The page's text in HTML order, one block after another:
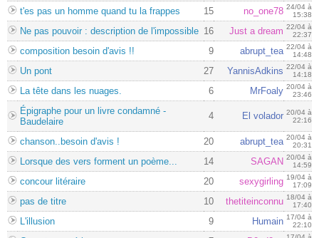
t'es pas un homme quand tu la frappes 15 no_one78 24/04 à
15:38
Ne pas pouvoir : description de l'impossible 16 Just a dream 22/04 à
22:37
composition besoin d'avis !! 9 abrupt_tea 22/04 à
14:48
Un pont 27 YannisAdkins 22/04 à
14:18
La tête dans les nuages. 6 MrFoaly 20/04 à
23:46
Épigraphe pour un livre condamné -
Baudelaire
4 El volador 20/04 à
22:16
chanson..besoin d'avis ! 20 abrupt_tea 20/04 à
20:31
Lorsque des vers forment un poème... 14 SAGAN 20/04 à
14:59
concour litéraire 20 sexygirling 19/04 à
17:09
pas de titre 10 thetiteinconnu 18/04 à
17:40
L'illusion 9 Humain 17/04 à
22:10